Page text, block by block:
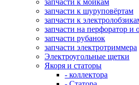
запчасти к мойкам
запчасти к шуруповёртам
запчасти к
запчасти на перфоратор
запчасти рубанок
запчасти электротриммера
Электроугольные щетки
Якоря и статоры
- коллектора